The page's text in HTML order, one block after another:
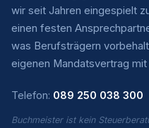
wir seit Jahren eingespielt
einen festen
was Berufsträgern
eigenen Mandatsvertrag
Telefon: 089 250 038 300
Buchmeister ist kein